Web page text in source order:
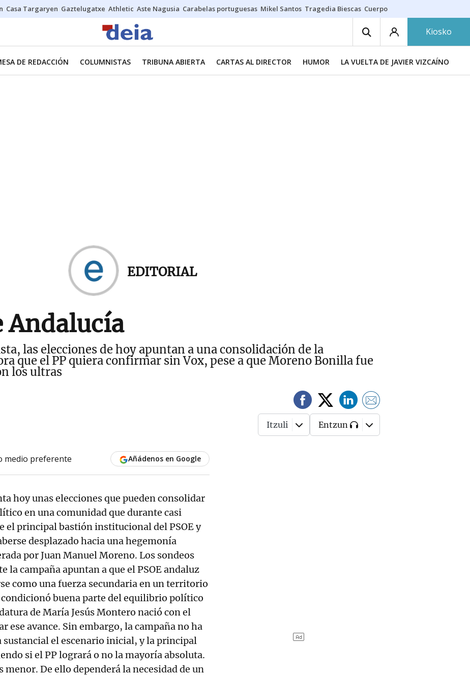
Casa Targaryen Gaztelugatxe Athletic Aste Nagusia Carabelas portuguesas Mikel Santos Tragedia Biescas Cuerpo ría
Kiosko
DE REDACCIÓN COLUMNISTAS TRIBUNA ABIERTA CARTAS AL DIRECTOR HUMOR LA VUELTA DE JAVIER VIZCAÍNO
EDITORIAL
Andalucía
las elecciones de hoy apuntan a una consolidación de la
que el PP quiera confirmar sin Vox, pese a que Moreno Bonilla fue
los ultras
Itzuli Entzun
medio preferente Añádenos en Google
hoy unas elecciones que pueden consolidar
en una comunidad que durante casi
el principal bastión institucional del PSOE y
desplazado hacia una hegemonía
por Juan Manuel Moreno. Los sondeos
la campaña apuntan a que el PSOE andaluz
como una fuerza secundaria en un territorio
buena parte del equilibrio político
de María Jesús Montero nació con el
ese avance. Sin embargo, la campaña no ha
sustancial el escenario inicial, y la principal
si el PP logrará o no la mayoría absoluta.
menor. De ello dependerá la necesidad de un